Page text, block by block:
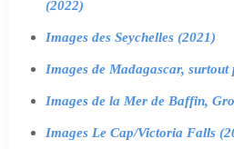
(2022)
Images des Seychelles (2021)
Images de Madagascar, surtout
Images de la Mer de Baffin,
Images Le Cap/Victoria Falls